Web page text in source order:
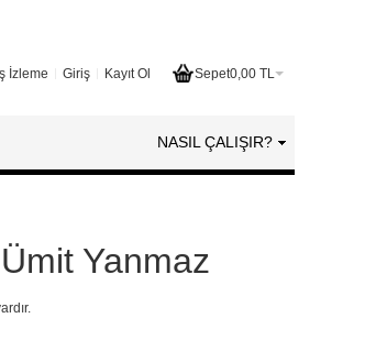
Sepet0,00 TL
İzleme Giriş Kayıt Ol
NASIL ÇALIŞIR?
Yanmaz